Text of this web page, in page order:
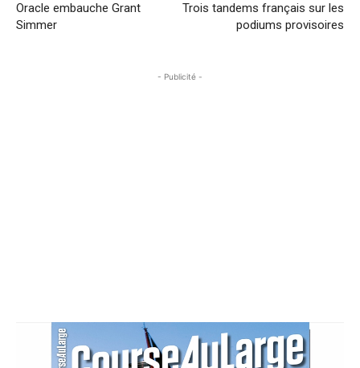
Oracle embauche Grant
Simmer
Trois tandems français sur les
podiums provisoires
- Publicité -